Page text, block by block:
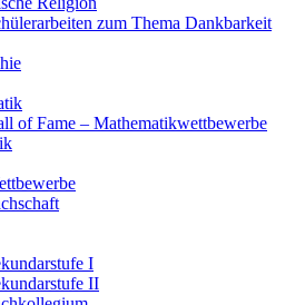
zum Thema Dankbarkeit
of Fame – Mathematikwettbewerbe
I
II